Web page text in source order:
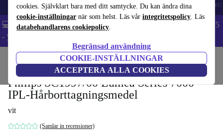
cookies. Självklart bara med ditt samtycke. Du kan ändra dina
cookie-inställningar när som helst. Läs vår integritetspolicy. Läs
databehandlarens cookiepolicy.
Begränsad användning
COOKIE-INSTÄLLNINGAR
ACCEPTERA ALLA COOKIES
🎒 Back to school Mobiltelefoner Bärbara datorer Surfplattor
💻 Extra 5% rabatt på alla MacBooks och laptops - Code: LAPTOP5
- Villkor
Hälsa & skönhet Kroppsvård
Philips SC1997/00 Lumea Series 7000
IPL-Hårborttagningsmedel
vit
(Samlar in recensioner)